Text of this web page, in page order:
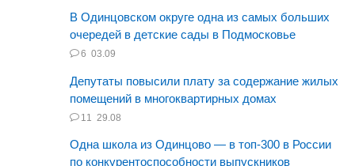
В Одинцовском округе одна из самых больших
очередей в детские сады в Подмосковье
6 03.09
Депутаты повысили плату за содержание жилых
помещений в многоквартирных домах
11 29.08
Одна школа из Одинцово — в топ-300 в России
по конкурентоспособности выпускников